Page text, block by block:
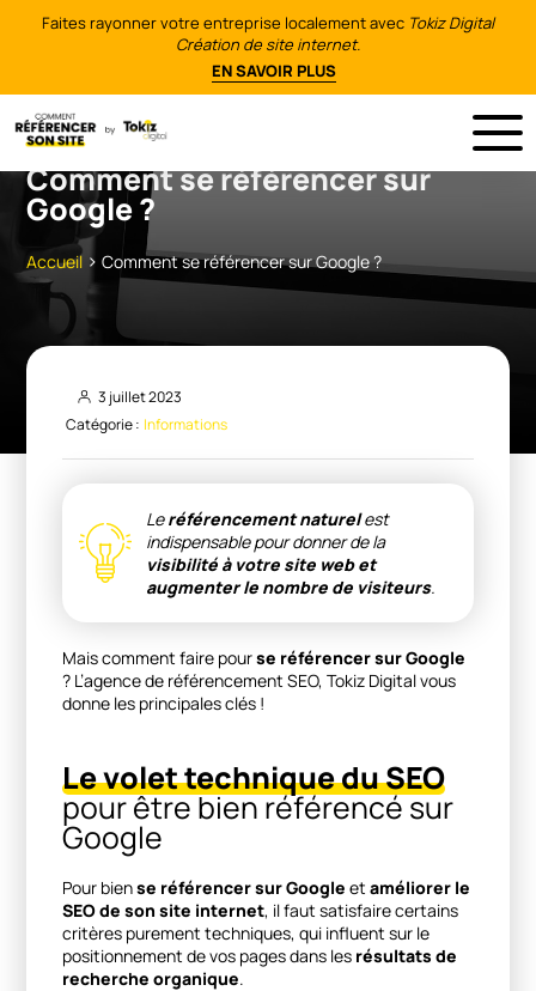
Faites rayonner votre entreprise localement avec Tokiz Digital
Création de site internet.
EN SAVOIR PLUS
Comment se référencer sur
Google ?
Accueil >Comment se référencer sur Google ?
3 juillet 2023
Catégorie : Informations
Leréférencement naturelest
indispensable pour donner de la
visibilité à votre site web et
augmenter le nombre de visiteurs.
Mais comment faire pourse référencer sur Google
? L’agence de référencement SEO, Tokiz Digital vous
donne les principales clés !
Le volet technique du SEO
pour être bien référencé sur
Google
Pour biense référencer sur Google etaméliorer le
SEO de son site internet, il faut satisfaire certains
critères purement techniques, qui influent sur le
positionnement de vos pages dans les résultats de
recherche organique.